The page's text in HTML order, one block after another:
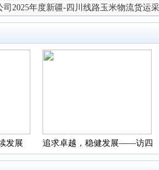
告（第一次）
司2025年度新疆-四川线路玉米物流货运
发展
询集团
追求卓越，稳健发展——访四
川泉灵招投标代理有限公司